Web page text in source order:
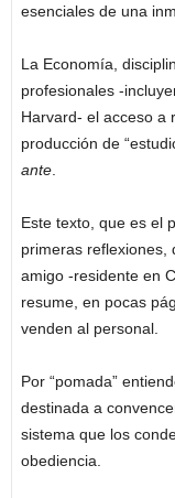
esenciales de una
La Economía,
profesionales -
Harvard- el acceso a
producción de
ante
Este texto, que es el
primeras reflexiones,
amigo -residente en
resume, en pocas
venden al personal.
Por “pomada”
destinada a
sistema que los
obediencia.